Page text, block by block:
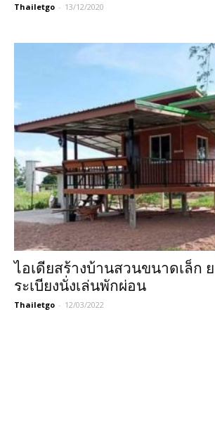
Thailetgo - 13/12/2020
ไอเดียสร้างบ้านสวนขนาดเล็ก
ระเบียงนั่งเล่นพักผ่อน
Thailetgo - 12/03/2022